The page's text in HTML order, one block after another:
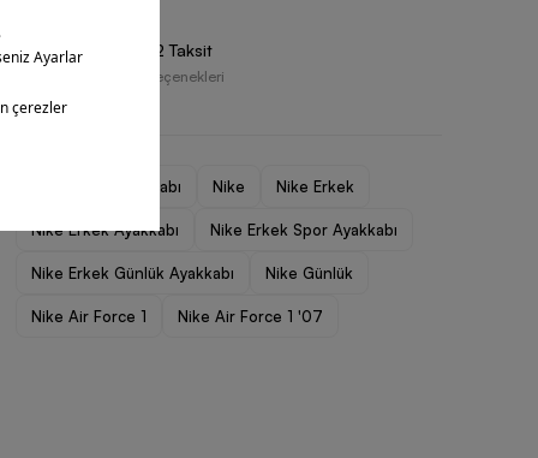
Vade Farksız 2 Taksit
Farklı Ödeme Seçenekleri
Erkek Spor Ayakkabı Nike Nike Erkek
Nike Erkek Ayakkabı Nike Erkek Spor Ayakkabı
Nike Erkek Günlük Ayakkabı Nike Günlük
Nike Air Force 1 Nike Air Force 1 '07